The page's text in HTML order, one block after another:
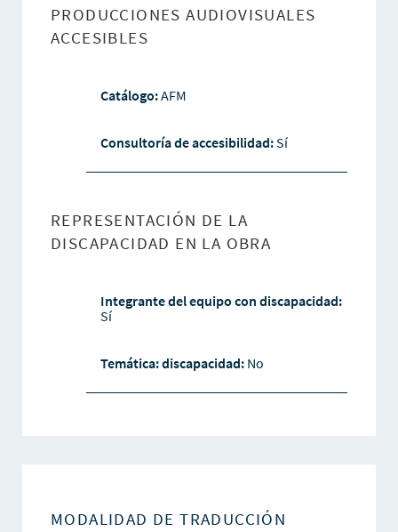
PRODUCCIONES AUDIOVISUALES
ACCESIBLES
Catálogo:AFM
Consultoría de accesibilidad:Sí
REPRESENTACIÓN DE LA
DISCAPACIDAD EN LA OBRA
Integrante del equipo con discapacidad:
Sí
Temática: discapacidad: No
MODALIDAD DE TRADUCCIÓN